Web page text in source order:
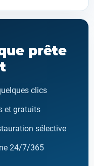
prête
clics
et gratuits
sélective
24/7/365